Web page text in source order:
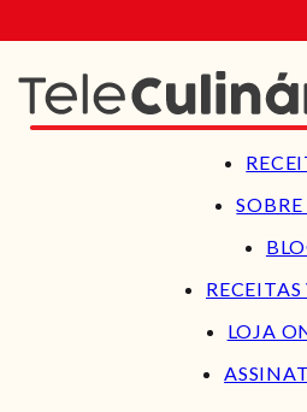
LOJA